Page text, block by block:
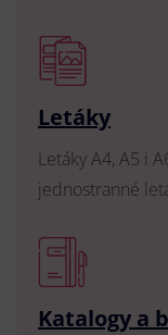
Letáky
Letáky A4, A5 i
jednostranné
Katalogy a